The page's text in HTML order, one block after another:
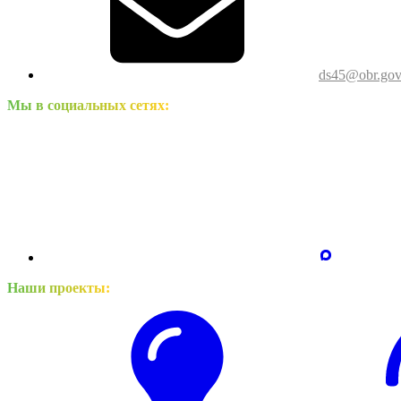
Мы в социальных сетях:
Наши проекты: